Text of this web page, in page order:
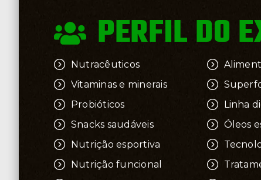
PERFIL DO
Nutracêuticos
Vitaminas e minerais
Probióticos
Snacks saudáveis
Nutrição esportiva
Nutrição funcional
Linha
Óleos